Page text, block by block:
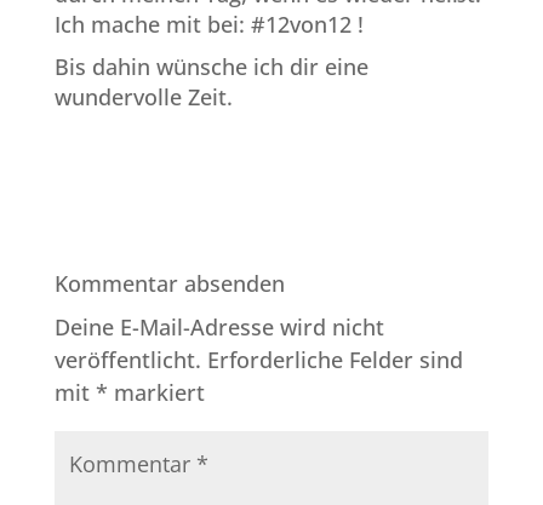
Ich mache mit bei: #12von12 !
Bis dahin wünsche ich dir eine
wundervolle Zeit.
Kommentar absenden
Deine E-Mail-Adresse wird nicht
veröffentlicht. Erforderliche Felder sind
mit * markiert